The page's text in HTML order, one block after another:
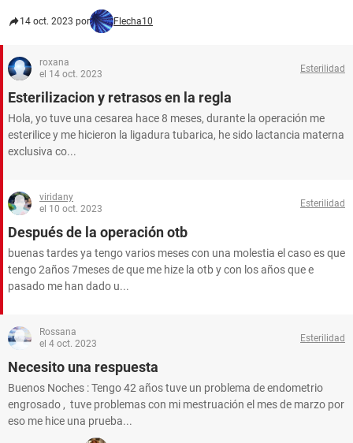
14 oct. 2023 por Flecha10
roxana
el 14 oct. 2023
Esterilidad
Esterilizacion y retrasos en la regla
Hola, yo tuve una cesarea hace 8 meses, durante la operación me
esterilice y me hicieron la ligadura tubarica, he sido lactancia materna
exclusiva co...
viridany
el 10 oct. 2023
Esterilidad
Después de la operación otb
buenas tardes ya tengo varios meses con una molestia el caso es que
tengo 2años 7meses de que me hize la otb y con los años que e
pasado me han dado u...
Rossana
el 4 oct. 2023
Esterilidad
Necesito una respuesta
Buenos Noches : Tengo 42 años tuve un problema de endometrio
engrosado , tuve problemas con mi mestruación el mes de marzo por
eso me hice una prueba...